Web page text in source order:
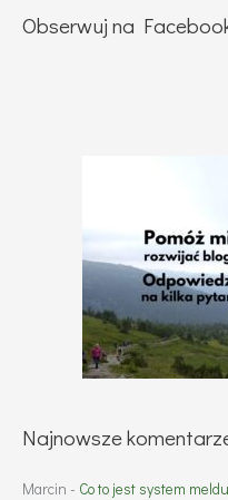
Obserwuj na
Najnowsze
Marcin - Co to jest system